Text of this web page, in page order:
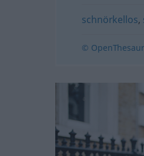
schnörkellos,
©